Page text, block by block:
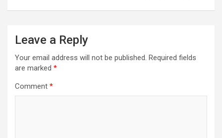
Leave a Reply
Your email address will not be published. Required fields
are marked *
Comment *